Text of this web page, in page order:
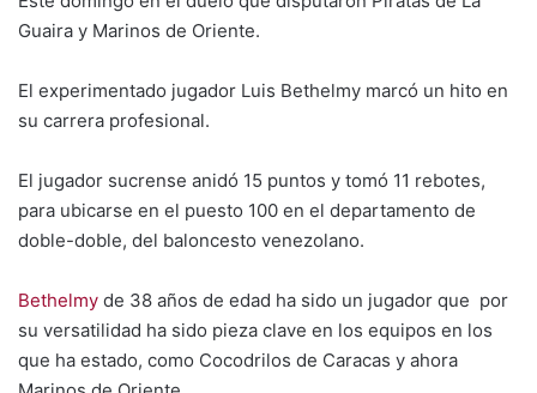
Guaira y Marinos de Oriente.
El experimentado jugador Luis Bethelmy marcó un hito en
su carrera profesional.
El jugador sucrense anidó 15 puntos y tomó 11 rebotes,
para ubicarse en el puesto 100 en el departamento de
doble-doble, del baloncesto venezolano.
Bethelmy de 38 años de edad ha sido un jugador que por
su versatilidad ha sido pieza clave en los equipos en los
que ha estado, como Cocodrilos de Caracas y ahora